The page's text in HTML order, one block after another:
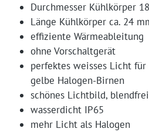
Durchmesser Kühlkörper
Länge Kühlkörper ca. 24
effiziente Wärmeableitung
ohne Vorschaltgerät
perfektes weisses Licht für
gelbe Halogen-Birnen
schönes Lichtbild, blendfrei
wasserdicht IP65
mehr Licht als Halogen